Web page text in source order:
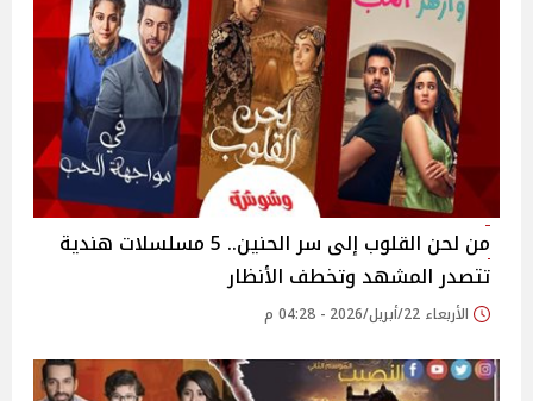
من لحن القلوب إلى سر الحنين.. 5 مسلسلات هندية
تتصدر المشهد وتخطف الأنظار
الأربعاء 22/أبريل/2026 - 04:28 م